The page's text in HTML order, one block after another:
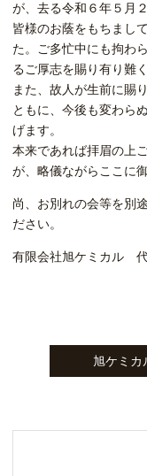
が、去る令和６年５月
皆様のお蔭をもちまし
た。ご多忙中にも拘わ
るご厚志を賜り有り難
また、故人が生前に賜
ともに、今後も変わら
げます。
本来であれば拝眉の上
が、略儀ながらここに
尚、お別れの会等を別
ださい。
有限会社旭ケミカル
旭ケミカ